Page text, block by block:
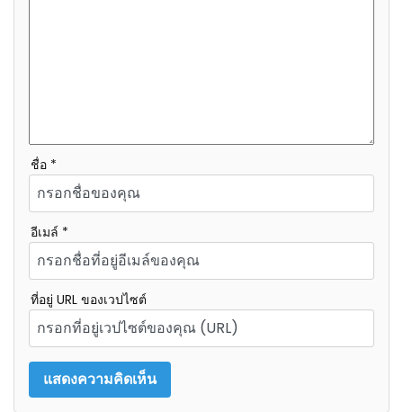
ชื่อ *
อีเมล์ *
ที่อยู่ URL ของเวปไซต์